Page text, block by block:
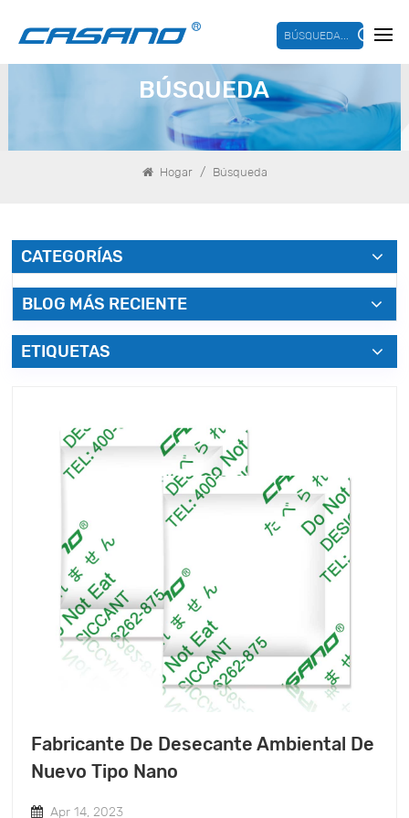
BÚSQUEDA...
BÚSQUEDA
Hogar / Búsqueda
CATEGORÍAS
BLOG MÁS RECIENTE
ETIQUETAS
Fabricante De Desecante Ambiental De
Nuevo Tipo Nano
Apr 14, 2023